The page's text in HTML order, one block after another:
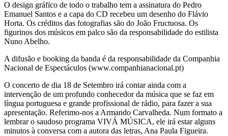
O design gráfico de todo o trabalho tem a assinatura do Pedro
Emanuel Santos e a capa do CD recebeu um desenho do Flávio
Horta. Os créditos das fotografias são do João Fructuosa. Os
figurinos dos músicos em palco são da responsabilidade do estilista
Nuno Abelho.
A difusão e booking da banda é da responsabilidade da Companhia
Nacional de Espectáculos (www.companhianacional.pt)
O concerto de dia 18 de Setembro irá contar ainda com a
intervenção de um profundo conhecedor da música que se faz em
língua portuguesa e grande profissional de rádio, para fazer a sua
apresentação. Referimo-nos a Armando Carvalheda. Num formato a
lembrar o saudoso programa VIVÁ MÚSICA, ele irá estar alguns
minutos à conversa com a autora das letras, Ana Paula Figueira.